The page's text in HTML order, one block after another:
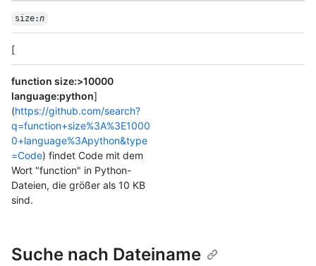
size:n
[
function size:>10000
language:python]
(https://github.com/search?
q=function+size%3A%3E1000
0+language%3Apython&type
=Code) findet Code mit dem
Wort "function" in Python-
Dateien, die größer als 10 KB
sind.
Suche nach Dateiname